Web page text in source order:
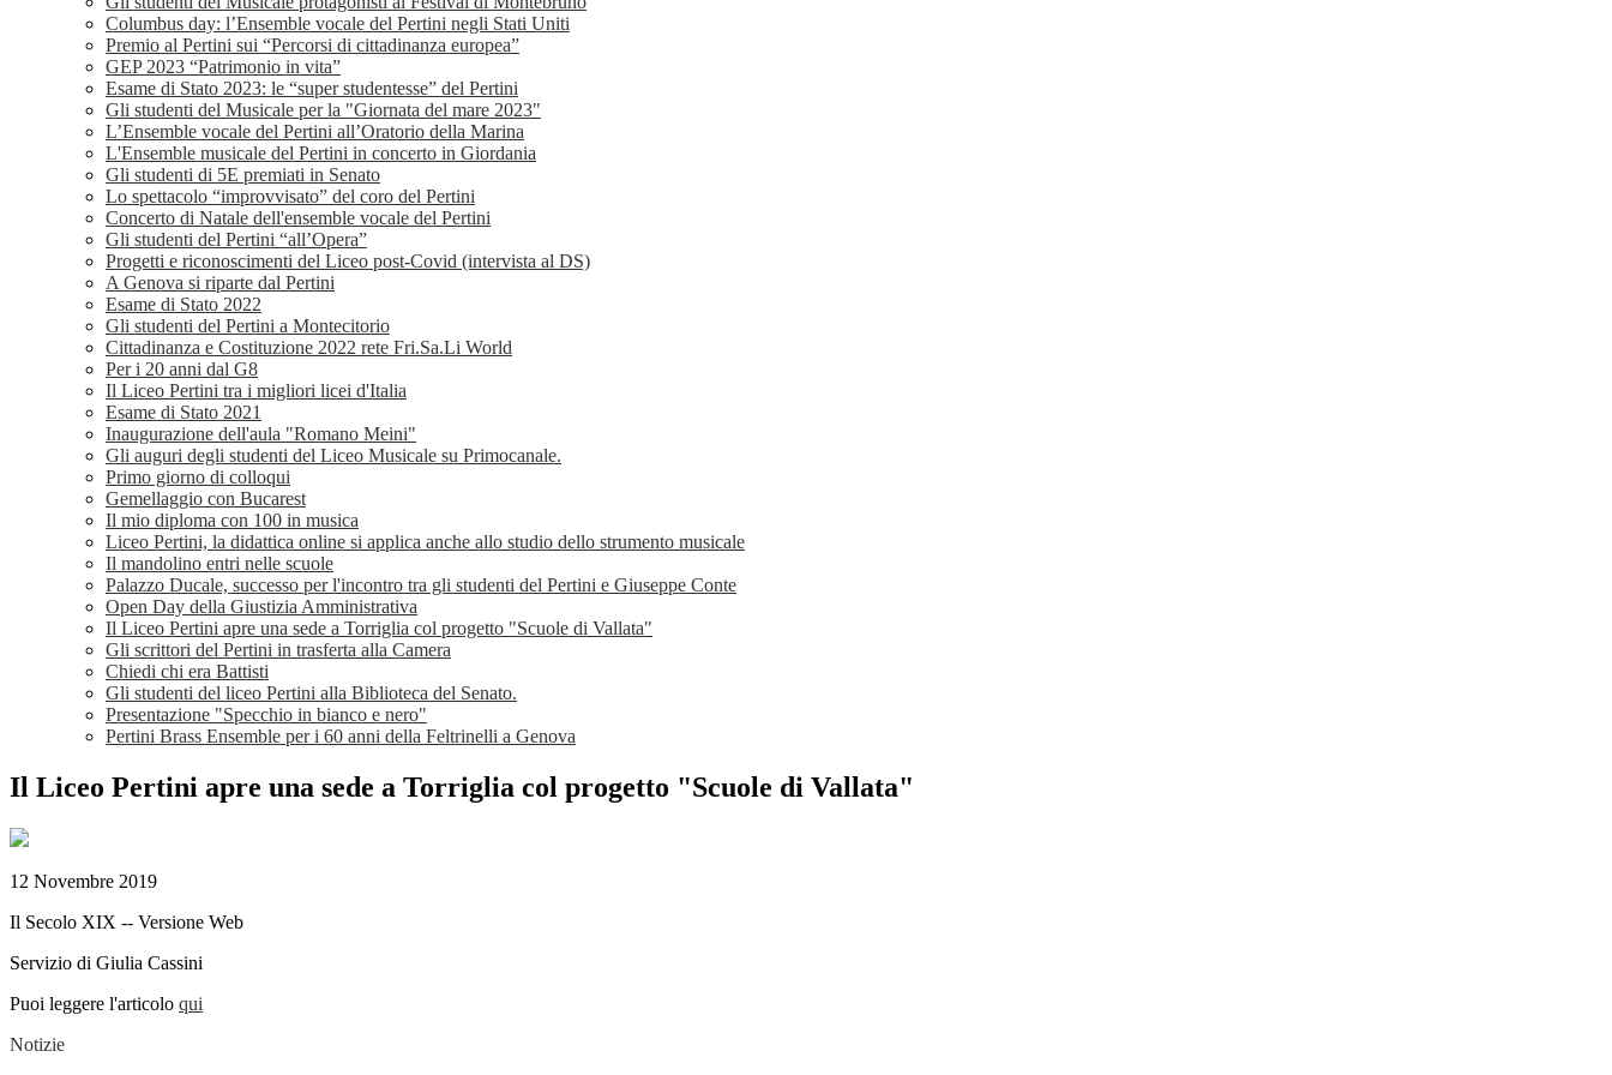
Columbus day: l’Ensemble vocale del Pertini negli Stati Uniti
Premio al Pertini sui “Percorsi di cittadinanza europea”
GEP 2023 “Patrimonio in vita”
Esame di Stato 2023: le “super studentesse” del Pertini
Gli studenti del Musicale per la "Giornata del mare 2023"
L’Ensemble vocale del Pertini all’Oratorio della Marina
L'Ensemble musicale del Pertini in concerto in Giordania
Gli studenti di 5E premiati in Senato
Lo spettacolo “improvvisato” del coro del Pertini
Concerto di Natale dell'ensemble vocale del Pertini
Gli studenti del Pertini “all’Opera”
Progetti e riconoscimenti del Liceo post-Covid (intervista al DS)
A Genova si riparte dal Pertini
Esame di Stato 2022
Gli studenti del Pertini a Montecitorio
Cittadinanza e Costituzione 2022 rete Fri.Sa.Li World
Per i 20 anni dal G8
Il Liceo Pertini tra i migliori licei d'Italia
Esame di Stato 2021
Inaugurazione dell'aula "Romano Meini"
Gli auguri degli studenti del Liceo Musicale su Primocanale.
Primo giorno di colloqui
Gemellaggio con Bucarest
Il mio diploma con 100 in musica
Liceo Pertini, la didattica online si applica anche allo studio dello strumento musicale
Il mandolino entri nelle scuole
Palazzo Ducale, successo per l'incontro tra gli studenti del Pertini e Giuseppe Conte
Open Day della Giustizia Amministrativa
Il Liceo Pertini apre una sede a Torriglia col progetto "Scuole di Vallata"
Gli scrittori del Pertini in trasferta alla Camera
Chiedi chi era Battisti
Gli studenti del liceo Pertini alla Biblioteca del Senato.
Presentazione "Specchio in bianco e nero"
Pertini Brass Ensemble per i 60 anni della Feltrinelli a Genova
Il Liceo Pertini apre una sede a Torriglia col progetto "Scuole di Vallata"
12 Novembre 2019
Il Secolo XIX -- Versione Web
Servizio di Giulia Cassini
Puoi leggere l'articolo qui
Notizie